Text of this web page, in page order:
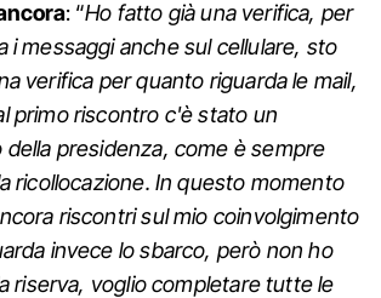
: “Ho fatto già una verifica, per
i messaggi anche sul cellulare, sto
verifica per quanto riguarda le mail,
primo riscontro c'è stato un
presidenza, come è sempre
ricollocazione. In questo momento
riscontri sul mio coinvolgimento
invece lo sbarco, però non ho
riserva, voglio completare tutte le